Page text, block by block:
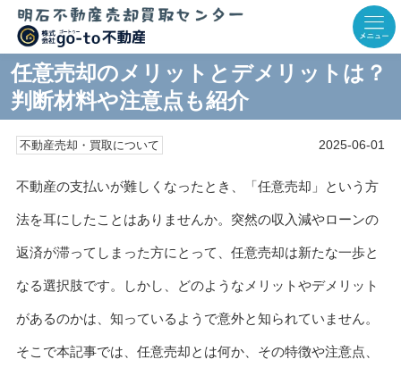
任意売却のメリットとデメリットは？
判断材料や注意点も紹介
不動産売却・買取について 2025-06-01
不動産の支払いが難しくなったとき、「任意売却」という方
法を耳にしたことはありませんか。突然の収入減やローンの
返済が滞ってしまった方にとって、任意売却は新たな一歩と
なる選択肢です。しかし、どのようなメリットやデメリット
があるのかは、知っているようで意外と知られていません。
そこで本記事では、任意売却とは何か、その特徴や注意点、